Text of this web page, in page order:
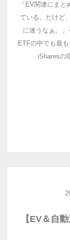
「EV関連にま
ている。だけど
に迷うなぁ。
ETFの中でも最
iSharesの
【EV＆自